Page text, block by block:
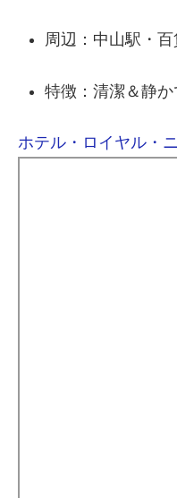
周辺：中山駅・
特徴：清潔＆静
ホテル・ロイヤル・